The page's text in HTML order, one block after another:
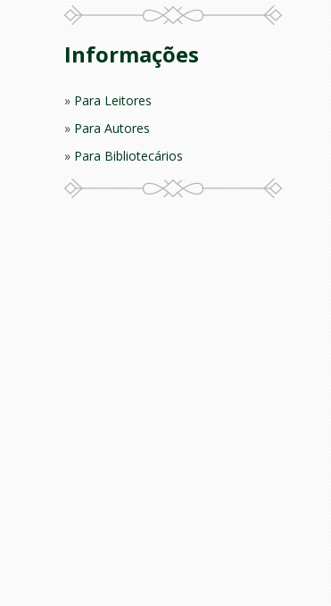
Informações
Para Leitores
Para Autores
Para Bibliotecários